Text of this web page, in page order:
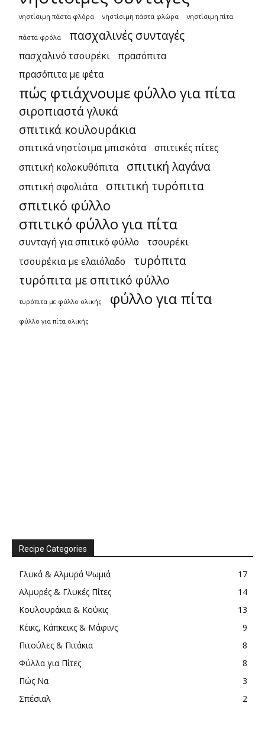
νηστίσιμη πάστα φλόρα νηστίσιμη πάστα φλώρα νηστίσιμη πίτα
πάστα φρόλα πασχαλινές συνταγές
πασχαλινό τσουρέκι
πρασόπιτα
πρασόπιτα με φέτα
πώς φτιάχνουμε φύλλο για πίτα
σιροπιαστά γλυκά
σπιτικά κουλουράκια
σπιτικά νηστίσιμα μπισκότα
σπιτικές πίτες
σπιτική κολοκυθόπιτα
σπιτική λαγάνα
σπιτική σφολιάτα σπιτική τυρόπιτα
σπιτικό φύλλο
σπιτικό φύλλο για πίτα
συνταγή για σπιτικό φύλλο
τσουρέκι
τσουρέκια με ελαιόλαδο
τυρόπιτα
τυρόπιτα με σπιτικό φύλλο
τυρόπιτα με φύλλο ολικής φύλλο για πίτα
φύλλο για πίτα ολικής
Recipe Categories
Γλυκά & Αλμυρά Ψωμιά
17
Αλμυρές & Γλυκές Πίτες
14
Κουλουράκια & Κούκις
13
Κέικς, Κάπκεϊκς & Μάφινς
9
Πιτούλες & Πιτάκια
8
Φύλλα για Πίτες
8
Πώς Να
3
Σπέσιαλ
2